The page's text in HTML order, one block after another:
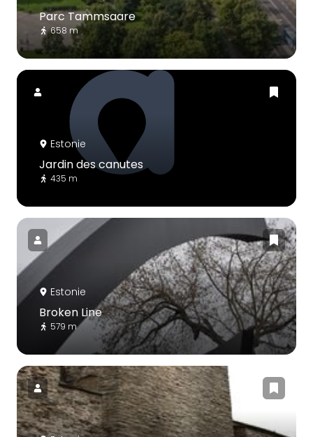
Parc Tammsaare
658 m
Estonie
Jardin des canutes
435 m
Estonie
Broken Line
579 m